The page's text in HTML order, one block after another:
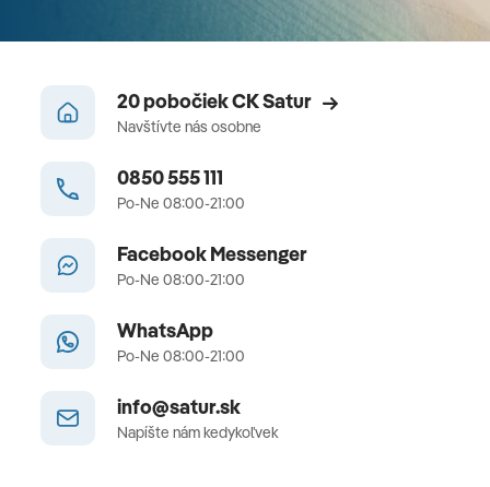
20 pobočiek CK Satur
Navštívte nás osobne
0850 555 111
Po-Ne 08:00-21:00
Facebook Messenger
Po-Ne 08:00-21:00
WhatsApp
Po-Ne 08:00-21:00
info@satur.sk
Napíšte nám kedykoľvek